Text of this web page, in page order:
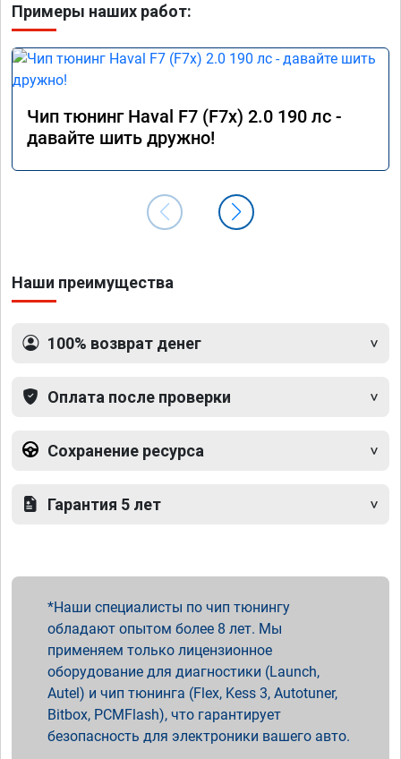
Примеры наших работ:
Чип тюнинг Haval F7 (F7x) 2.0 190 лс -
давайте шить дружно!
Наши преимущества
100% возврат денег
Оплата после проверки
Сохранение ресурса
Гарантия 5 лет
Наши специалисты по чип тюнингу
обладают опытом более 8 лет. Мы
применяем только лицензионное
оборудование для диагностики (Launch,
Autel) и чип тюнинга (Flex, Kess 3, Autotuner,
Bitbox, PCMFlash), что гарантирует
безопасность для электроники вашего авто.